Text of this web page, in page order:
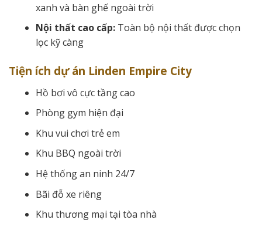
xanh và bàn ghế ngoài trời
Nội thất cao cấp:Toàn bộ nội thất được chọn
lọc kỹ càng
Tiện ích dự án Linden Empire City
Hồ bơi vô cực tầng cao
Phòng gym hiện đại
Khu vui chơi trẻ em
Khu BBQ ngoài trời
Hệ thống an ninh 24/7
Bãi đỗ xe riêng
Khu thương mại tại tòa nhà